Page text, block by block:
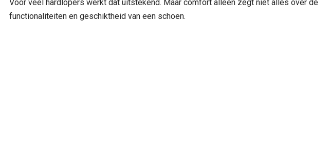
Voor veel hardlopers werkt dat uitstekend. Maar comfort alleen zegt niet alles over de
functionaliteiten en geschiktheid van een schoen.